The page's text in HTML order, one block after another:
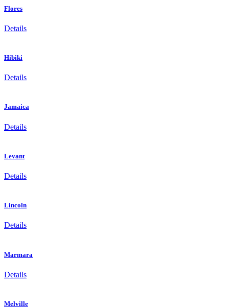
Flores
Details
Hibiki
Details
Jamaica
Details
Levant
Details
Lincoln
Details
Marmara
Details
Melville